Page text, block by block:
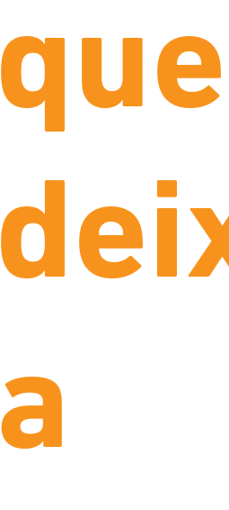
que
a